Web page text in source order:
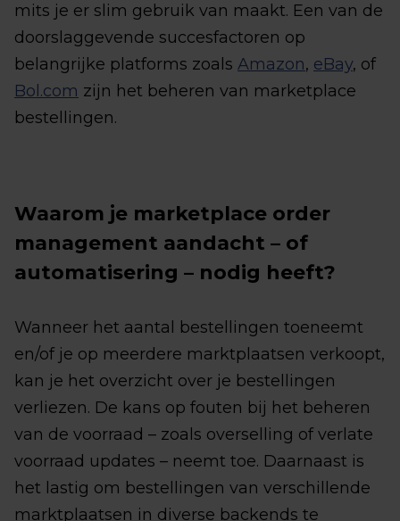
mits je er slim gebruik van maakt. Een van de
doorslaggevende succesfactoren op
belangrijke platforms zoals Amazon, eBay, of
Bol.com zijn het beheren van marketplace
bestellingen.
Waarom je marketplace order
management aandacht – of
automatisering – nodig heeft?
Wanneer het aantal bestellingen toeneemt
en/of je op meerdere marktplaatsen verkoopt,
kan je het overzicht over je bestellingen
verliezen. De kans op fouten bij het beheren
van de voorraad – zoals overselling of verlate
voorraad updates – neemt toe. Daarnaast is
het lastig om bestellingen van verschillende
marktplaatsen in diverse backends te